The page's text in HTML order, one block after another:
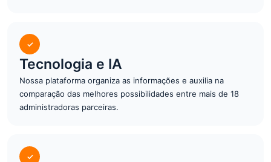
✓
Tecnologia e IA
Nossa plataforma organiza as informações e auxilia na
comparação das melhores possibilidades entre mais de 18
administradoras parceiras.
✓